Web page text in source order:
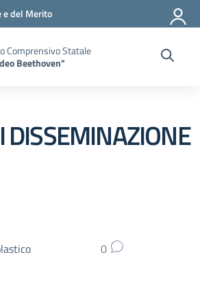
del Merito
Comprensivo Statale
Beethoven"
DISSEMINAZIONE
0